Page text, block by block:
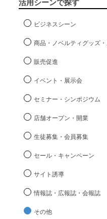
ビジネスシーン
商品・ノベルティグッズ
販売促進
イベント・展示会
セミナー・シンポジウム
店舗オープン・開業
生徒募集・会員募集
セール・キャンペーン
サイト誘導
情報誌・広報誌・会報誌
その他